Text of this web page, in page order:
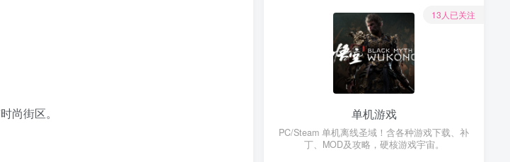
尚街区。
13人已关注
单机游戏
PC/Steam 单机离线圣域！含各种游戏下载、补
丁、MOD及攻略，硬核游戏宇宙。